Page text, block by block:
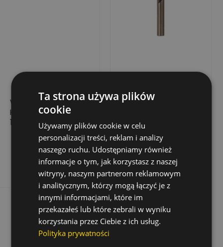
WIERTŁO DO METALU
HSS, PODTACZANE
17,0X125/184
Cena
66,81 zł
Dodaj do koszyka
WIERTŁO DO METALU
- 10 SZT.
Cena
56,57 zł
podstawowa
Dodaj do koszyka
Ta strona używa plików
cookie
Używamy plików cookie w celu
personalizacji treści, reklam i analizy
naszego ruchu. Udostępniamy również
informacje o tym, jak korzystasz z naszej
witryny, naszym partnerom reklamowym
i analitycznym, którzy mogą łączyć je z
innymi informacjami, które im
przekazałeś lub które zebrali w wyniku
korzystania przez Ciebie z ich usług.
Polityka prywatności